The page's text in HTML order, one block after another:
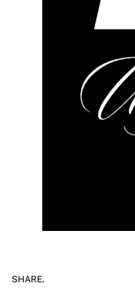
SHARE.